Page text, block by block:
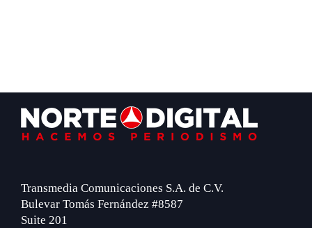
Footer
Transmedia Comunicaciones S.A. de C.V.
Bulevar Tomás Fernández #8587
Suite 201